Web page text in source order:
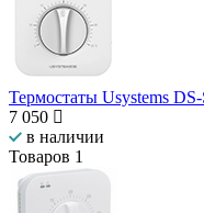
Термостаты Usystems
7 050
в наличии
Товаров 1